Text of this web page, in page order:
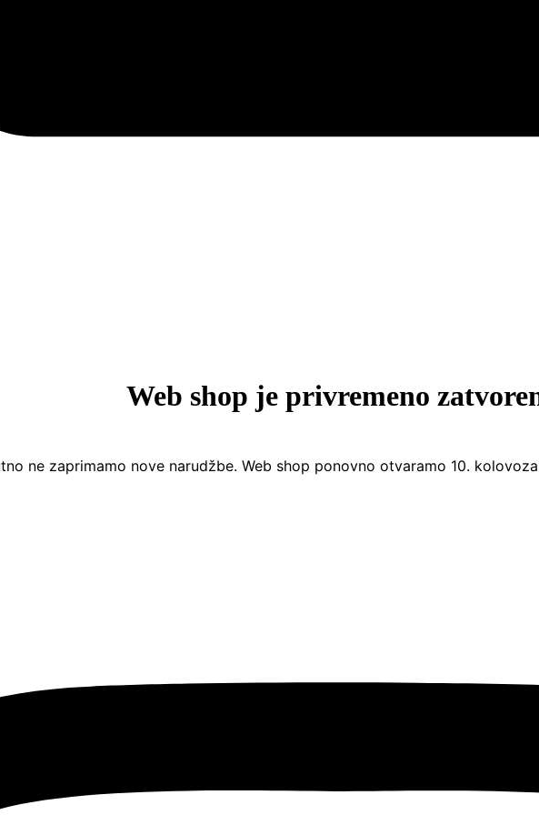
Web shop je privremeno
ne zaprimamo nove narudžbe. Web shop ponovno otvaramo 10.